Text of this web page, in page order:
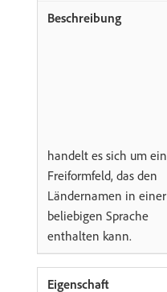
handelt es sich um ein
Freiformfeld, das den
Ländernamen in einer
beliebigen Sprache
enthalten kann.